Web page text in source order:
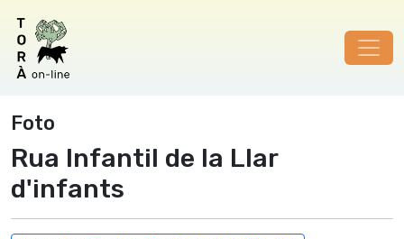
Foto
Rua Infantil de la Llar
d'infants